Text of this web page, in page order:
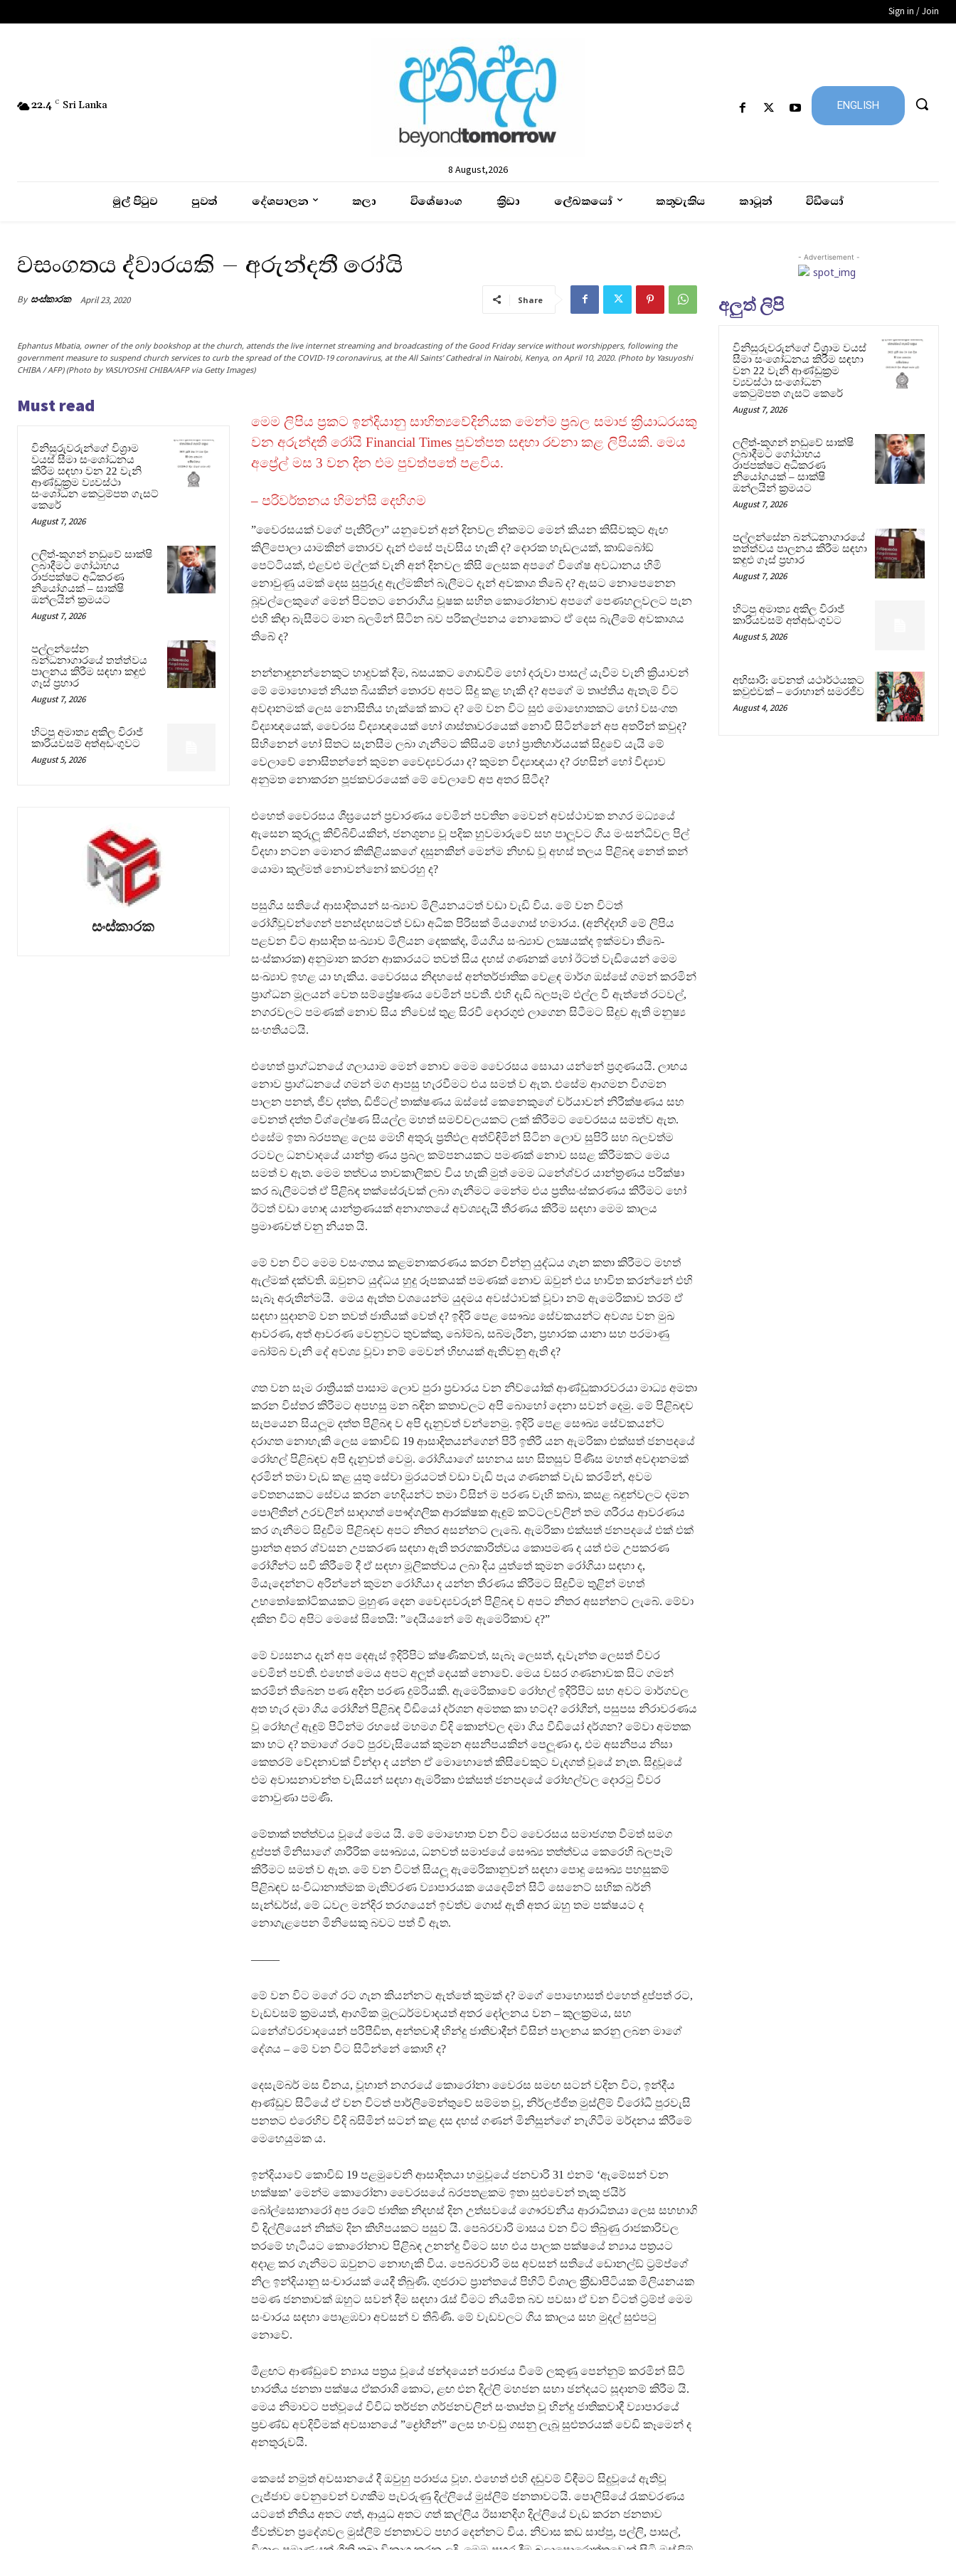
Sign in / Join
22.4 C Sri Lanka
8 August,2026
ENGLISH
මුල් පිටුව පුවත් දේශපාලන කලා විශේෂාංග ක්‍රිඩා ලේඛකයෝ කතුවැකිය කාටූන් විඩීයෝ
වසංගතය ද්වාරයකි – අරුන්දතී රෝයි
By සංස්කාරක April 23, 2020 Share
Ephantus Mbatia, owner of the only bookshop at the church, attends the live internet streaming and broadcasting of the Good Friday service without worshippers, following the
government measure to suspend church services to curb the spread of the COVID-19 coronavirus, at the All Saints' Cathedral in Nairobi, Kenya, on April 10, 2020. (Photo by Yasuyoshi
CHIBA / AFP) (Photo by YASUYOSHI CHIBA/AFP via Getty Images)
Must read
විනිසුරුවරුන්ගේ විශ්‍රාම
වයස් සීමා සංශෝධනය
කිරීම සඳහා වන 22 වැනි
ආණ්ඩුක්‍රම ව්‍යවස්ථා
සංශෝධන කෙටුම්පත ගැසට්
කෙරේ
August 7, 2026
ලලිත්-කූගන් නඩුවේ සාක්ෂි
ලබාදීමට ගෝඨාභය
රාජපක්ෂට අධිකරණ
නියෝගයක් – සාක්ෂි
ඔන්ලයින් ක්‍රමයට
August 7, 2026
පල්ලන්සේන
බන්ධනාගාරයේ තත්ත්වය
පාලනය කිරීම සඳහා කඳුළු
ගෑස් ප්‍රහාර
August 7, 2026
හිටපු අමාත්‍ය අකිල විරාජ්
කාරියවසම් අත්අඩංගුවට
August 5, 2026
සංස්කාරක
මෙම ලිපිය ප්‍රකට ඉන්දියානු සාහිත්‍යවේදිනියක මෙන්ම ප්‍රබල සමාජ ක්‍රියාධරයකු
වන අරුන්දතී රෝයි Financial Times පුවත්පත සඳහා රචනා කළ ලිපියකි. මෙය
අප්‍රේල් මස 3 වන දින එම පුවත්පතේ පළවිය.
– පරිවර්තනය හිමන්සි දෙහිගම
”වෛරසයක් වගේ පැතිරිලා” යනුවෙන් අන් දිනවල නිකමට මෙන් කියන කිසිවකුට ඇඟ
කිලිපොලා යාමකින් තොරව දැන් එසේ පැවසිය හැකි ද? දොරක හැඬලයක්, කාඞ්බෝඞ්
පෙට්ටියක්, එළවළු මල්ලක් වැනි අන් දිනවල කිසි ලෙසක අපගේ විශේෂ අවධානය හිමි
නොවුණු යමක් දෙස සුපුරුදු ඇල්මකින් බැලීමට දැන් අවකාශ තිබේ ද? ඇසට නොපෙනෙන
බූවල්ලෙකුගේ මෙන් පිටතට නෙරාගිය චූෂක සහිත කොරෝනාව අපගේ පෙණහලූවලට පැන
එහි කිඳා බැසීමට මාන බලමින් සිටින බව පරිකල්පනය නොකොට ඒ දෙස බැලීමේ අවකාශය
තිබේ ද?
නන්නාඳුනන්නෙකුට හාදුවක් දීම, බසයකට ගොඩවීම හෝ දරුවා පාසල් යැවීම වැනි ක්‍රියාවන්
මේ මොහොතේ නියත බියකින් තොරව අපට සිදු කළ හැකි ද? අපගේ ම තෘප්තිය ඇතැම් විට
අවදානමක් ලෙස නොසිතිය හැක්කේ කාට ද? මේ වන විට සුළු මොහොතකට හෝ වසංගත
විද්‍යාඥයෙක්, වෛරස විද්‍යාඥයෙක් හෝ ශාස්තෘවරයෙක් නොවී සිටින්නේ අප අතරින් කවුද?
සිහිනෙන් හෝ සිතට සැනසීම ලබා ගැනීමට කිසියම් හෝ ප්‍රාතිහාර්යයක් සිදුවේ යැයි මේ
වෙලාවේ නොසිතන්නේ කුමන වෛද්‍යවරයා ද? කුමන විද්‍යාඥයා ද? රහසින් හෝ විද්‍යාව
අනුමත නොකරන පූජකවරයෙක් මේ වෙලාවේ අප අතර සිටීද?
එහෙත් වෛරසය ශීඝ්‍රයෙන් ප්‍රචාරණය වෙමින් පවතින මෙවන් අවස්ථාවක නගර මධ්‍යයේ
ඇසෙන කුරුලූ කිචිබිචියකින්, ජනශුන්‍ය වූ පදික හුවමාරුවේ සහ පාලූවට ගිය මංසන්ධිවල පිල්
විදහා නටන මොනර කිකිළියකගේ දසුනකින් මෙන්ම නිහඬ වූ අහස් තලය පිළිබඳ නෙත් කන්
යොමා කුල්මත් නොවන්නෝ කවරහු ද?
පසුගිය සතියේ ආසාදිතයන් සංඛ්‍යාව මිලියනයටත් වඩා වැඩි විය. මේ වන විටත්
රෝගීවූවන්ගෙන් පනස්දහසටත් වඩා අධික පිරිසක් මියගොස් හමාරය. (අනිද්දාහි මේ ලිපිය
පළවන විට ආසාදිත සංඛ්‍යාව මිලියන දෙකක්ද, මියගිය සංඛ්‍යාව ලක්‍ෂයක්ද ඉක්මවා තිබේ-
සංස්කාරක) අනුමාන කරන ආකාරයට තවත් සිය දහස් ගණනක් හෝ ඊටත් වැඩියෙන් මෙම
සංඛ්‍යාව ඉහළ යා හැකිය. වෛරසය නිදහසේ අන්තර්ජාතික වෙළඳ මාර්ග ඔස්සේ ගමන් කරමින්
ප්‍රාග්ධන මූලයන් වෙත සම්ප්‍රේෂණය වෙමින් පවතී. එහි දැඩි බලපෑම් එල්ල වී ඇත්තේ රටවල්,
නගරවලට පමණක් නොව සිය නිවෙස් තුළ සිරවී දොරගුළු ලාගෙන සිටීමට සිදුව ඇති මනුෂ්‍ය
සංහතියටයි.
එහෙත් ප්‍රාග්ධනයේ ගලායාම මෙන් නොව මෙම වෛරසය සොයා යන්නේ ප්‍රගුණයයි. ලාභය
නොව ප්‍රාග්ධනයේ ගමන් මග ආපසු හැරවීමට එය සමත් ව ඇත. එසේම ආගමන විගමන
පාලන පනත්, ජීව දත්ත, ඩිජිටල් තාක්ෂණය ඔස්සේ කෙනෙකුගේ චර්යාවන් නිරීක්ෂණය සහ
වෙනත් දත්ත විශ්ලේෂණ සියල්ල මහත් සමච්චලයකට ලක් කිරීමට වෛරසය සමත්ව ඇත.
එසේම ඉතා බරපතළ ලෙස මෙහි අතුරු ප්‍රතිඵල අත්විඳිමින් සිටින ලොව සුපිරි සහ බලවත්ම
රටවල ධනවාදයේ යාන්ත්‍ර ණය ප්‍රබල කම්පනයකට පමණක් නොව සසළ කිරීමකට මෙය
සමත් ව ඇත. මෙම තත්වය තාවකාලිකව විය හැකි මුත් මෙම ධනේශ්වර යාන්ත්‍රණය පරික්ෂා
කර බැලීමටත් ඒ පිළිබඳ තක්සේරුවක් ලබා ගැනීමට මෙන්ම එය ප්‍රතිසංස්කරණය කිරීමට හෝ
ඊටත් වඩා හොඳ යාන්ත්‍රණයක් අනාගතයේ අවශ්‍යදැයි තීරණය කිරීම සඳහා මෙම කාලය
ප්‍රමාණවත් වනු නියත යි.
මේ වන විට මෙම වසංගතය කළමනාකරණය කරන චීන්නු යුද්ධය ගැන කතා කිරීමට මහත්
ඇල්මක් දක්වති. ඔවුනට යුද්ධය හුදු රූපකයක් පමණක් නොව ඔවුන් එය භාවිත කරන්නේ එහි
සැබෑ අරුතින්මයි. මෙය ඇත්ත වශයෙන්ම යුදමය අවස්ථාවක් වූවා නම් ඇමෙරිකාව තරම් ඒ
සඳහා සුදානම් වන තවත් ජාතියක් වෙත් ද? ඉදිරි පෙළ සෞඛ්‍ය සේවකයන්ට අවශ්‍ය වන මුඛ
ආවරණ, අත් ආවරණ වෙනුවට තුවක්කු, බෝම්බ, සබ්මැරීන, ප්‍රහාරක යානා සහ පරමාණු
බෝම්බ වැනි දේ අවශ්‍ය වූවා නම් මෙවන් හිඟයක් ඇතිවනු ඇති ද?
ගත වන සෑම රාත්‍රියක් පාසාම ලොව පුරා ප්‍රචාරය වන නිව්යෝක් ආණ්ඩුකාරවරයා මාධ්‍ය අමතා
කරන විස්තර කිරීමට අපහසු මන බඳින කතාවලට අපි බොහෝ දෙනා සවන් දෙමු. මේ පිළිබඳව
සැපයෙන සියලූම දත්ත පිළිබඳ ව අපි දැනුවත් වන්නෙමු. ඉදිරි පෙළ සෞඛ්‍ය සේවකයන්ට
දරාගත නොහැකි ලෙස කොවිඞ් 19 ආසාදිතයන්ගෙන් පිරී ඉතිරී යන ඇමරිකා එක්සත් ජනපදයේ
රෝහල් පිළිබඳව අපි දැනුවත් වෙමු. රෝගියාගේ සහනය සහ සිතසුව පිණිස මහත් අවදානමක්
දරමින් තමා වැඩ කළ යුතු සේවා මුරයටත් වඩා වැඩි පැය ගණනක් වැඩ කරමින්, අවම
වේතනයකට සේවය කරන හෙදියන්ට තමා විසින් ම පරණ වැහි කබා, කසළ බඳුන්වලට දමන
පොලිතීන් උරවලින් සාදාගත් පෞද්ගලික ආරක්ෂක ඇඳුම් කට්ටලවලින් තම ශරීරය ආවරණය
කර ගැනීමට සිදුවීම පිළිබඳව අපට නිතර අසන්නට ලැබේ. ඇමරිකා එක්සත් ජනපදයේ එක් එක්
ප්‍රාන්ත අතර ශ්වසන උපකරණ සඳහා ඇති තරගකාරිත්වය කොපමණ ද යත් එම උපකරණ
රෝගීන්ට සවි කිරීමේ දී ඒ සඳහා මූලිකත්වය ලබා දිය යුත්තේ කුමන රෝගියා සඳහා ද,
මියැදෙන්නට අරින්නේ කුමන රෝගියා ද යන්න තීරණය කිරීමට සිදුවීම තුළින් මහත්
උභතෝකෝටිකයකට මුහුණ දෙන වෛද්‍යවරුන් පිළිබඳ ව අපට නිතර අසන්නට ලැබේ. මේවා
දකින විට අපිට මෙසේ සිතෙයි: ”දෙයියනේ මේ ඇමෙරිකාව ද?”
මේ ව්‍යසනය දැන් අප දෙඇස් ඉදිරිපිට ක්ෂණිකවත්, සැබෑ ලෙසත්, දැවැන්ත ලෙසත් විවර
වෙමින් පවතී. එහෙත් මෙය අපට අලූත් දෙයක් නොවේ. මෙය වසර ගණනාවක සිට ගමන්
කරමින් තිබෙන පණ අදින පරණ දුම්රියකි. ඇමෙරිකාවේ රෝහල් ඉදිරිපිට සහ අවට මාර්ගවල
අත හැර දමා ගිය රෝගීන් පිළිබඳ වීඩියෝ දර්ශන අමතක කා හටද? රෝගීන්, පසුපස නිරාවරණය
වූ රෝහල් ඇඳුම් පිටින්ම රහසේ මහමග විදි කොන්වල දමා ගිය වීඩියෝ දර්ශන? මේවා අමතක
කා හට ද? තමාගේ රටේ පුරවැසියෙක් කුමන අසනීපයකින් පෙලූණා ද, එම අසනීපය නිසා
කෙතරම් වේදනාවක් වින්දා ද යන්න ඒ මොහොතේ කිසිවෙකුට වැදගත් වූයේ නැත. සිදුවූයේ
එම අවාසනාවන්ත වැසියන් සඳහා ඇමරිකා එක්සත් ජනපදයේ රෝහල්වල දොරටු විවර
නොවුණා පමණි.
මේතාක් තත්ත්වය වූයේ මෙය යි. මේ මොහොත වන විට වෛරසය සමාජගත වීමත් සමග
දුප්පත් මිනිසාගේ ශාරීරික සෞඛ්‍යය, ධනවත් සමාජයේ සෞඛ්‍ය තත්ත්වය කෙරෙහි බලපෑම්
කිරීමට සමත් ව ඇත. මේ වන විටත් සියලූ ඇමෙරිකානුවන් සඳහා පොදු සෞඛ්‍ය පහසුකම්
පිළිබඳව සංවිධානාත්මක මැතිවරණ ව්‍යාපාරයක යෙදෙමින් සිටි සෙනෙට් සභික බර්නි
සැන්ඩර්ස්, මේ ධවල මන්දිර තරගයෙන් ඉවත්ව ගොස් ඇති අතර ඔහු තම පක්ෂයට ද
නොගැළපෙන මිනිසෙකු බවට පත් වී ඇත.
——–
මේ වන විට මගේ රට ගැන කියන්නට ඇත්තේ කුමක් ද? මගේ පොහොසත් එහෙත් දුප්පත් රට,
වැඩවසම් ක්‍රමයත්, ආගමික මූලධර්මවාදයත් අතර දෝලනය වන – කුලක්‍රමය, සහ
ධනේශ්වරවාදයෙන් පරිපීඩිත, අන්තවාදී හින්දු ජාතිවාදීන් විසින් පාලනය කරනු ලබන මාගේ
දේශය – මේ වන විට සිටින්නේ කොහි ද?
දෙසැම්බර් මස චීනය, වූහාන් නගරයේ කොරෝනා වෛරස සමඟ සටන් වදින විට, ඉන්දීය
ආණ්ඩුව සිටියේ ඒ වන විටත් පාර්ලිමේන්තුවේ සම්මත වූ, නිර්ලජ්ජිත මුස්ලිම් විරෝධී පුරවැසි
පනතට එරෙහිව වීදි බසිමින් සටන් කළ දස දහස් ගණන් මිනිසුන්ගේ නැගිටීම මර්දනය කිරීමේ
මෙහෙයුමක ය.
ඉන්දියාවේ කොවිඞ් 19 පළමුවෙනි ආසාදිතයා හමුවූයේ ජනවාරි 31 එනම් ‘ඇමේසන් වන
භක්ෂක’ මෙන්ම කොරෝනා වෛරසයේ බරපතළකම ඉතා සුළුවෙන් තැකූ ජයිර්
බෝල්සොනාරෝ අප රටේ ජාතික නිදහස් දින උත්සවයේ ගෞරවනීය ආරාධිතයා ලෙස සහභාගි
වී දිල්ලියෙන් නික්ම දින කිහිපයකට පසුව යි. පෙබරවාරි මාසය වන විට තිබුණු රාජකාරිවල
තරමේ හැටියට කොරෝනාව පිළිබඳ උනන්දු වීමට සහ එය පාලක පක්ෂයේ න්‍යාය පත්‍රයට
අදාළ කර ගැනීමට ඔවුනට නොහැකි විය. පෙබරවාරි මස අවසන් සතියේ ඩොනල්ඞ් ට්‍රම්ප්ගේ
නිල ඉන්දියානු සංචාරයක් යෙදී තිබුණි. ගුජරාට ප්‍රාන්තයේ පිහිටි විශාල ක‍්‍රීඩාපිටියක මිලියනයක
පමණ ජනතාවක් ඔහුට සවන් දීම සඳහා රැස් වීමට නියමිත බව පවසා ඒ වන විටත් ට්‍රම්ප් මෙම
සංචාරය සඳහා පොළඹවා අවසන් ව තිබිණි. මේ වැඩවලට ගිය කාලය සහ මුදල් සුළුපටු
නොවේ.
මීළඟට ආණ්ඩුවේ න්‍යාය පත්‍රය වූයේ ඡන්දයෙන් පරාජය වීමේ ලකුණු පෙන්නුම් කරමින් සිටි
භාරතීය ජනතා පක්ෂය ඒකරාශි කොට, ළඟ එන දිල්ලි මහජන සභා ඡන්දයට සූදානම් කිරීම යි.
මෙය නිමාවට පත්වූයේ විවිධ තර්ජන ගර්ජනවලින් සංතෘප්ත වූ හින්දු ජාතිකවාදී ව්‍යාපාරයේ
ප්‍රචණ්ඩ අවදිවීමක් අවසානයේ ”ද්‍රෝහීන්” ලෙස හංවඩු ගසනු ලැබූ සුළුතරයක් වෙඩි කෑමෙන් ද
අනතුරුවයි.
කෙසේ නමුත් අවසානයේ දී ඔවුහු පරාජය වූහ. එහෙත් එහි දඬුවම් විඳීමට සිදුවූයේ ඇතිවූ
ලැජ්ජාව වෙනුවෙන් වගකීම පැවරුණු දිල්ලියේ මුස්ලිම් ජනතාවටයි. පොලිසියේ රැකවරණය
යටතේ නීතිය අතට ගත්, ආයුධ අතට ගත් කල්ලිය ඊසානදිග දිල්ලියේ වැඩ කරන ජනතාව
ජීවත්වන ප්‍රදේශවල මුස්ලිම් ජනතාවට පහර දෙන්නට විය. නිවාස කඩ සාප්පු, පල්ලි, පාසල්,
- Advertisement -
අලුත් ලිපි
විනිසුරුවරුන්ගේ විශ්‍රාම වයස්
සීමා සංශෝධනය කිරීම සඳහා
වන 22 වැනි ආණ්ඩුක්‍රම
ව්‍යවස්ථා සංශෝධන
කෙටුම්පත ගැසට් කෙරේ
August 7, 2026
ලලිත්-කූගන් නඩුවේ සාක්ෂි
ලබාදීමට ගෝඨාභය
රාජපක්ෂට අධිකරණ
නියෝගයක් – සාක්ෂි
ඔන්ලයින් ක්‍රමයට
August 7, 2026
පල්ලන්සේන බන්ධනාගාරයේ
තත්ත්වය පාලනය කිරීම සඳහා
කඳුළු ගෑස් ප්‍රහාර
August 7, 2026
හිටපු අමාත්‍ය අකිල විරාජ්
කාරියවසම් අත්අඩංගුවට
August 5, 2026
අභිසාරී: වෙනත් යථාර්ථයකට
කවුළුවක් – රොහාන් සමරජීව
August 4, 2026